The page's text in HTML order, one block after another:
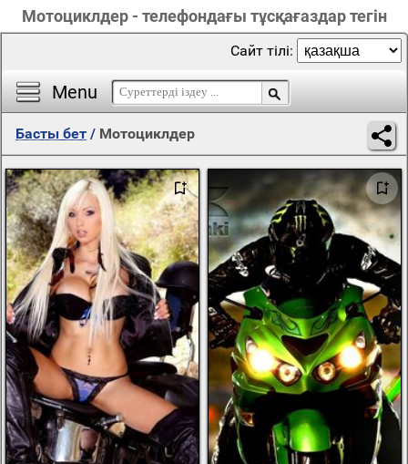
Мотоциклдер - телефондағы тұсқағаздар тегін
Menu
Сайт тілі:
Басты бет / Мотоциклдер